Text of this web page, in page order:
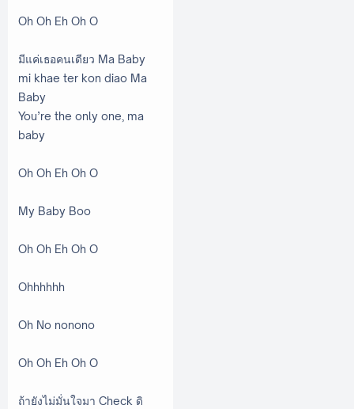
Oh Oh Eh Oh O
มีแค่เธอคนเดียว Ma Baby
mi khae ter kon diao Ma
Baby
You’re the only one, ma
baby
Oh Oh Eh Oh O
My Baby Boo
Oh Oh Eh Oh O
Ohhhhhh
Oh No nonono
Oh Oh Eh Oh O
ถ้ายังไม่มั่นใจมา Check ดิ